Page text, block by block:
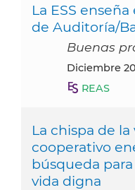
La ESS
de Auditoría/
Buenas
diciembre
REAS
La chispa de
cooperativo
búsqueda
vida digna